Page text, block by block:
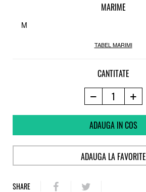
MARIME
M
TABEL MARIMI
CANTITATE
ADAUGA IN COS
ADAUGA LA FAVORITE
SHARE